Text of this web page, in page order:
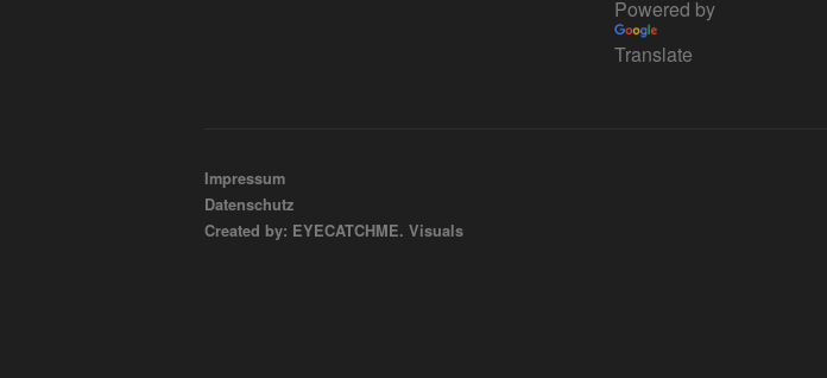
Powered by
Translate
Impressum
Datenschutz
Created by: EYECATCHME. Visuals